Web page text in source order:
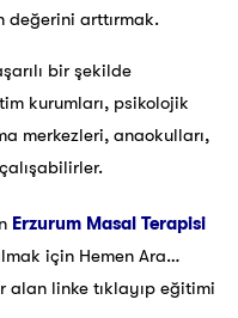
değerini arttırmak.
bir şekilde
kurumları, psikolojik
merkezleri, anaokulları,
Erzurum Masal Terapisi
için Hemen Ara…
alan linke tıklayıp eğitimi